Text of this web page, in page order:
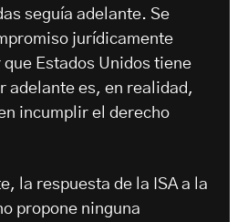
seguía adelante. Se
jurídicamente
Estados Unidos tiene
adelante es, en realidad,
incumplir el derecho
la respuesta de la ISA a la
propone ninguna